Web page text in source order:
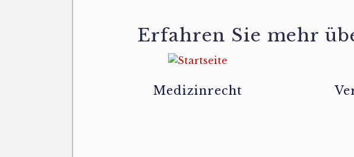
Erfahren Sie mehr
Medizinrecht